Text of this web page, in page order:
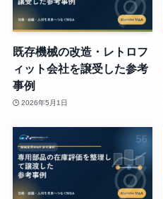
既存機械の改造・レトロフ
ィット会社を譲受した参考
事例
2026年5月1日